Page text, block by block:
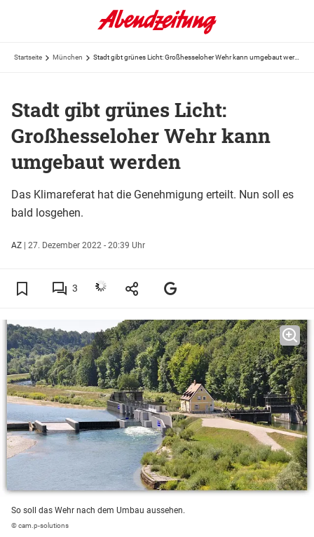
Startseite München Stadt gibt grünes Licht: Großhesseloher Wehr kann umgebaut werden
Stadt gibt grünes Licht:
Großhesseloher Wehr kann
umgebaut werden
Das Klimareferat hat die Genehmigung erteilt. Nun soll es
bald losgehen.
AZ | 27. Dezember 2022 - 20:39 Uhr
3
So soll das Wehr nach dem Umbau aussehen.
© cam.p-solutions